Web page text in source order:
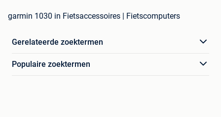
garmin 1030 in Fietsaccessoires | Fietscomputers
Gerelateerde zoektermen
Populaire zoektermen